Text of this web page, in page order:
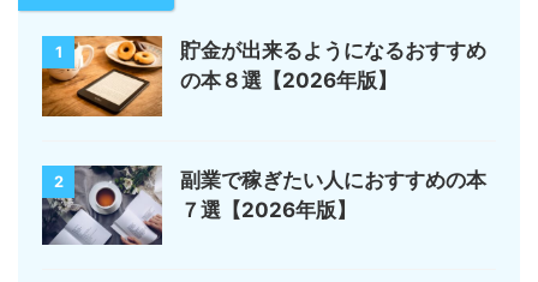
1
貯金が出来るようになるおすすめ
の本８選【2026年版】
2
副業で稼ぎたい人におすすめの本
７選【2026年版】